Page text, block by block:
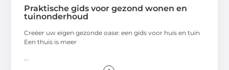
Praktische gids voor gezond wonen en
tuinonderhoud
Creëer uw eigen gezonde oase: een gids voor huis en tuin
Een thuis is meer
...